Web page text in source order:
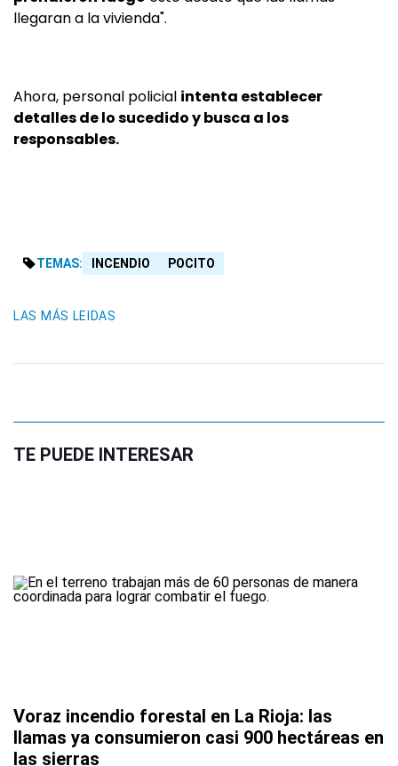
llegaran a la vivienda".
Ahora, personal policial intenta establecer
detalles de lo sucedido y busca a los
responsables.
TEMAS: INCENDIO POCITO
LAS MÁS LEIDAS
TE PUEDE INTERESAR
Voraz incendio forestal en La Rioja: las
llamas ya consumieron casi 900 hectáreas en
las sierras